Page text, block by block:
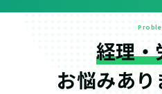
経理・
お悩みあり